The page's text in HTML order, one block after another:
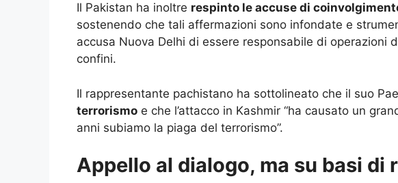
Il Pakistan ha inoltre respinto le accuse di
sostenendo che tali affermazioni sono infondate e
accusa Nuova Delhi di essere responsabile di operazioni
confini.
Il rappresentante pachistano ha sottolineato che il suo
terrorismo e che l’attacco in Kashmir “ha causato un
anni subiamo la piaga del terrorismo”.
Appello al dialogo, ma su basi di